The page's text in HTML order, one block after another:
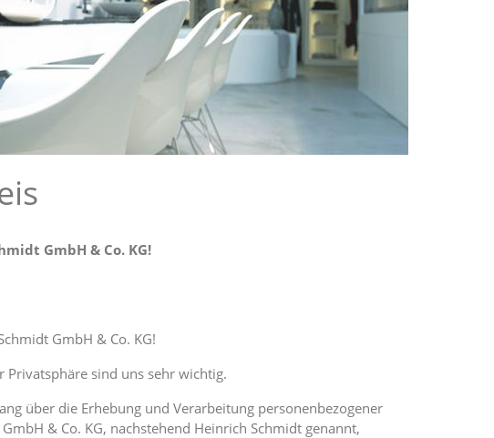
GmbH & Co. KG!
GmbH & Co. KG!
Privatsphäre sind uns sehr wichtig.
über die Erhebung und Verarbeitung personenbezogener
& Co. KG, nachstehend Heinrich Schmidt genannt,